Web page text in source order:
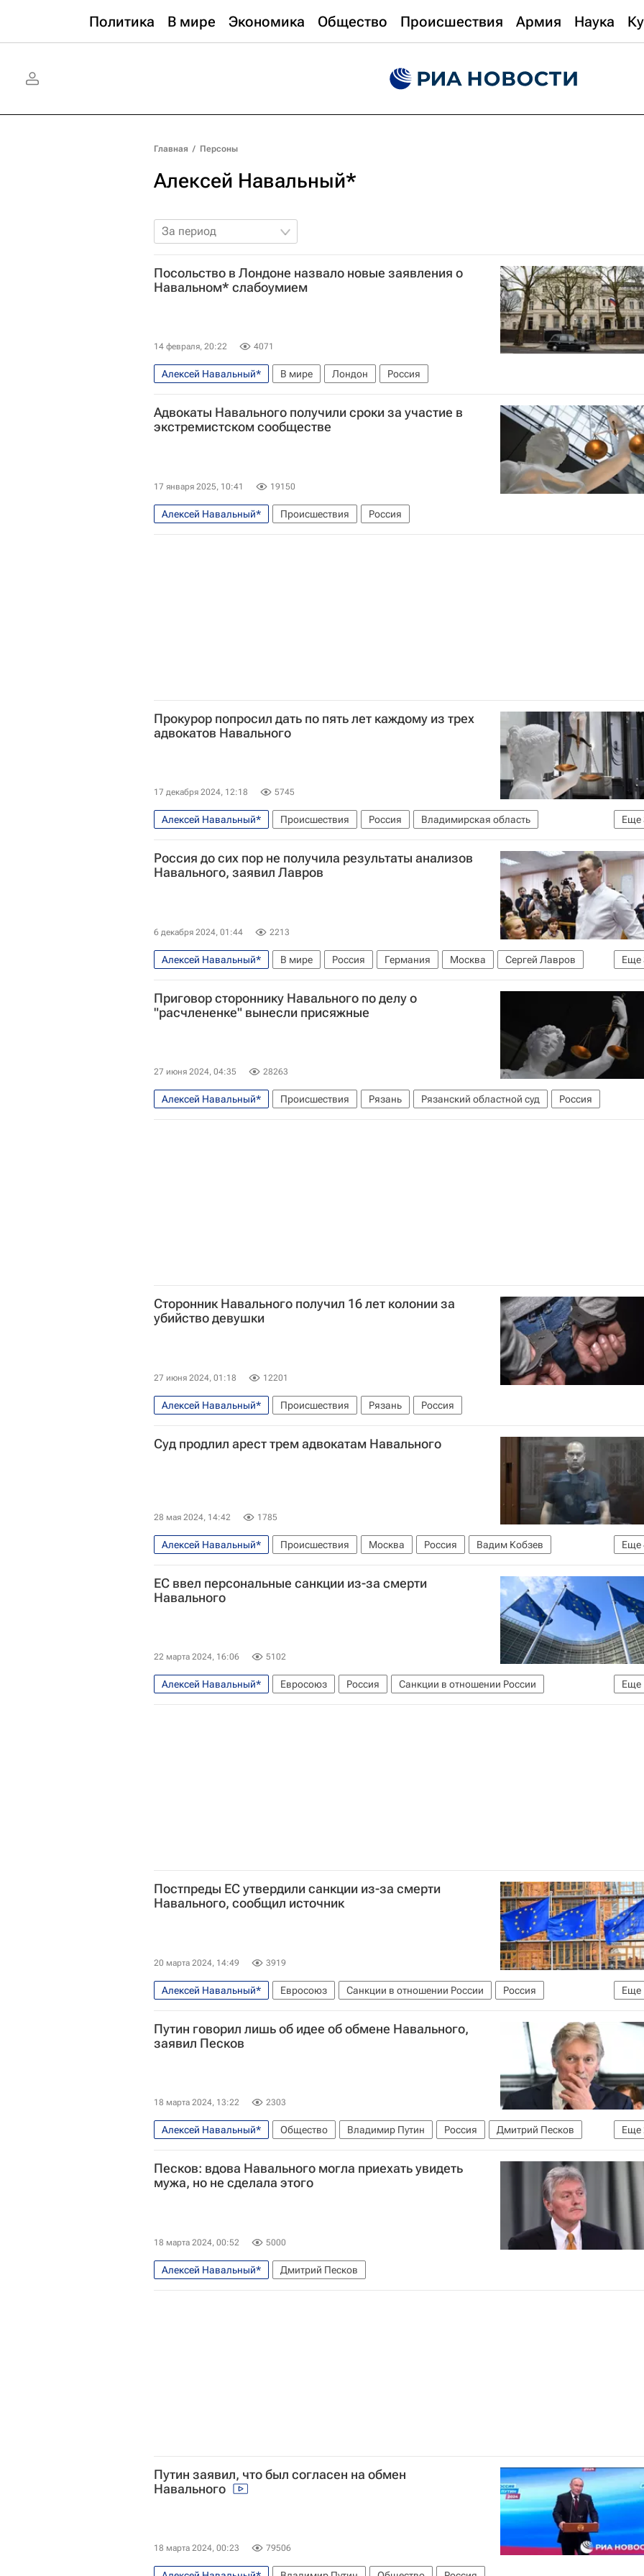
Политика В мире Экономика Общество Происшествия Армия Наука
Главная / Персоны
Алексей Навальный*
За период
Посольство в Лондоне назвало новые заявления о
Навальном* слабоумием
14 февраля, 20:22 4071
Алексей Навальный* В мире Лондон Россия
Адвокаты Навального получили сроки за участие в
экстремистском сообществе
17 января 2025, 10:41 19150
Алексей Навальный* Происшествия Россия
Прокурор попросил дать по пять лет каждому из трех
адвокатов Навального
17 декабря 2024, 12:18 5745
Еще
Алексей Навальный* Происшествия Россия
Владимирская область
Андрей Гривцов
Вадим Кобзев Алексей Липцер
Россия до сих пор не получила результаты анализов
Навального, заявил Лавров
6 декабря 2024, 01:44 2213
Еще
Алексей Навальный* В мире Россия Германия Москва
Сергей Лавров
Такер Карлсон
Организация по запрещению химического оружия
Интервью Лаврова Такеру Карлсону
Приговор стороннику Навального по делу о
"расчлененке" вынесли присяжные
27 июня 2024, 04:35 28263
Алексей Навальный* Происшествия Рязань Рязанский областной суд Россия
Сторонник Навального получил 16 лет колонии за
убийство девушки
27 июня 2024, 01:18 12201
Алексей Навальный* Происшествия Рязань Россия
Суд продлил арест трем адвокатам Навального
28 мая 2024, 14:42 1785
Еще
Алексей Навальный* Происшествия Москва Россия
Вадим Кобзев
Алексей Липцер
Ольга Михайлова
Федеральная служба по финансовому мониторингу (Росфинмониторинг)
ЕС ввел персональные санкции из-за смерти
Навального
22 марта 2024, 16:06 5102
Еще
Алексей Навальный* Евросоюз Россия
Санкции в отношении России
Экономика
Постпреды ЕС утвердили санкции из-за смерти
Навального, сообщил источник
20 марта 2024, 14:49 3919
Еще
Алексей Навальный* Евросоюз Санкции в отношении России
Россия
Экономика
Путин говорил лишь об идее об обмене Навального,
заявил Песков
18 марта 2024, 13:22 2303
Еще
Алексей Навальный* Общество Владимир Путин Россия
Дмитрий Песков
Федеральная служба исполнения наказаний (ФСИН России)
Ив Роше
Песков: вдова Навального могла приехать увидеть
мужа, но не сделала этого
18 марта 2024, 00:52 5000
Алексей Навальный* Дмитрий Песков
Путин заявил, что был согласен на обмен
Навального
18 марта 2024, 00:23 79506